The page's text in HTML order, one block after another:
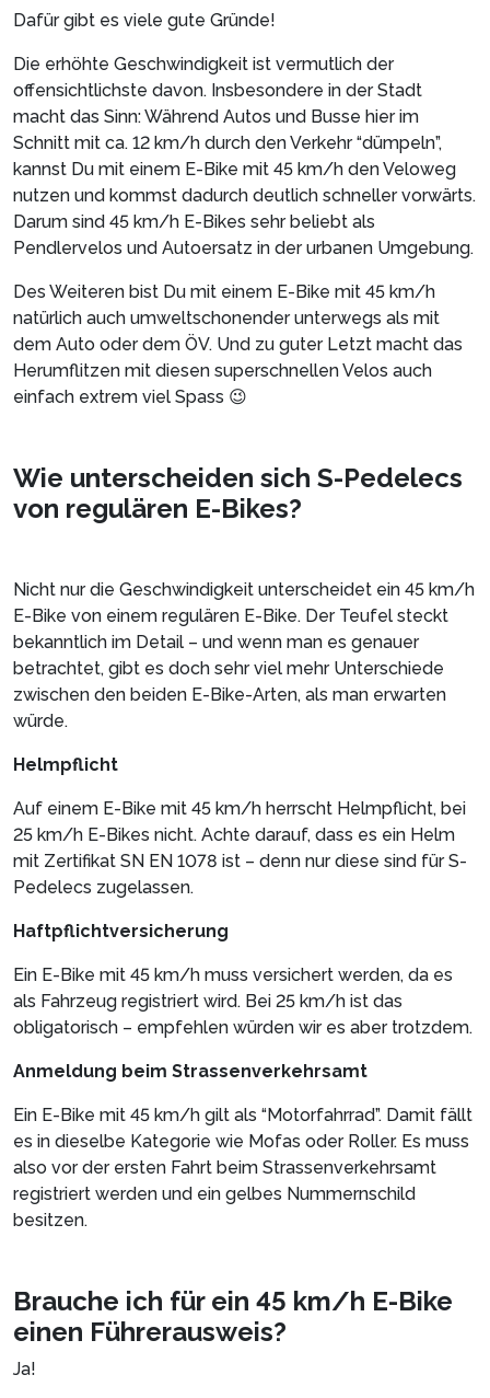
Dafür gibt es viele gute Gründe!
Die erhöhte Geschwindigkeit ist vermutlich der
offensichtlichste davon. Insbesondere in der Stadt
macht das Sinn: Während Autos und Busse hier im
Schnitt mit ca. 12 km/h durch den Verkehr “dümpeln”,
kannst Du mit einem E-Bike mit 45 km/h den Veloweg
nutzen und kommst dadurch deutlich schneller vorwärts.
Darum sind 45 km/h E-Bikes sehr beliebt als
Pendlervelos und Autoersatz in der urbanen Umgebung.
Des Weiteren bist Du mit einem E-Bike mit 45 km/h
natürlich auch umweltschonender unterwegs als mit
dem Auto oder dem ÖV. Und zu guter Letzt macht das
Herumflitzen mit diesen superschnellen Velos auch
einfach extrem viel Spass 😉
Wie unterscheiden sich S-Pedelecs
von regulären E-Bikes?
Nicht nur die Geschwindigkeit unterscheidet ein 45 km/h
E-Bike von einem regulären E-Bike. Der Teufel steckt
bekanntlich im Detail – und wenn man es genauer
betrachtet, gibt es doch sehr viel mehr Unterschiede
zwischen den beiden E-Bike-Arten, als man erwarten
würde.
Helmpflicht
Auf einem E-Bike mit 45 km/h herrscht Helmpflicht, bei
25 km/h E-Bikes nicht. Achte darauf, dass es ein Helm
mit Zertifikat SN EN 1078 ist – denn nur diese sind für S-
Pedelecs zugelassen.
Haftpflichtversicherung
Ein E-Bike mit 45 km/h muss versichert werden, da es
als Fahrzeug registriert wird. Bei 25 km/h ist das
obligatorisch – empfehlen würden wir es aber trotzdem.
Anmeldung beim Strassenverkehrsamt
Ein E-Bike mit 45 km/h gilt als “Motorfahrrad”. Damit fällt
es in dieselbe Kategorie wie Mofas oder Roller. Es muss
also vor der ersten Fahrt beim Strassenverkehrsamt
registriert werden und ein gelbes Nummernschild
besitzen.
Brauche ich für ein 45 km/h E-Bike
einen Führerausweis?
Ja!